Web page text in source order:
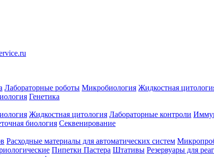
Лабораторные роботы Микробиология Жидкостная
Генетика
Жидкостная цитология Лабораторные контроли
биология Секвенирование
Расходные материалы для автоматических систем
Пипетки Пастера Штативы Резервуары для